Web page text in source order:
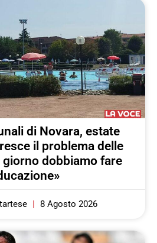
di Novara, estate
il problema delle
giorno dobbiamo fare
8 Agosto 2026